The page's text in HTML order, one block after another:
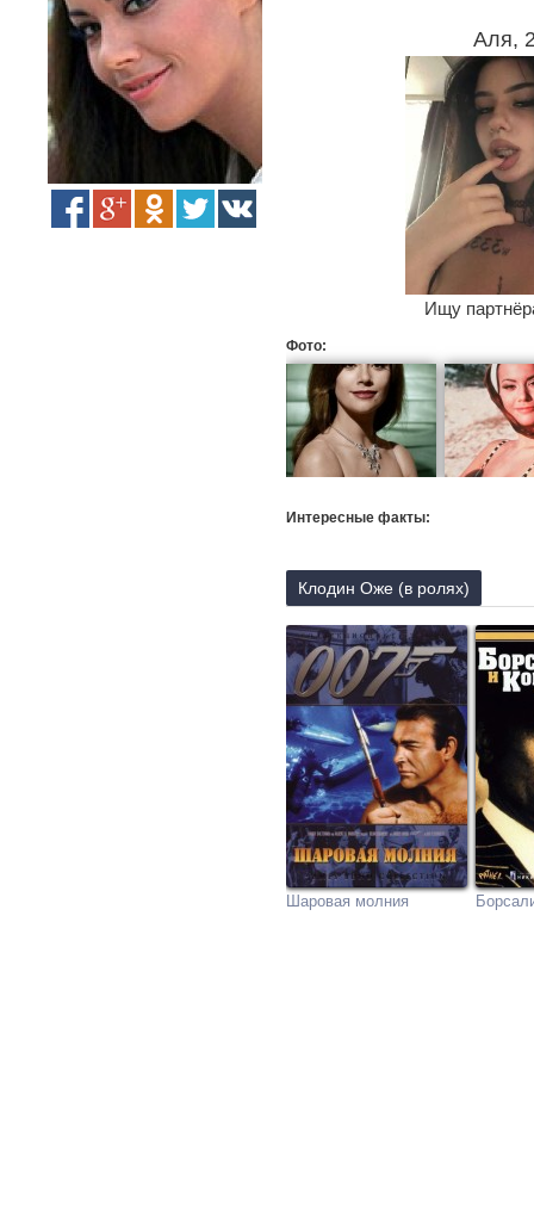
Аля,
Ищу
Фото:
Интересные факты:
Клодин Оже (в ролях)
Шаровая молния